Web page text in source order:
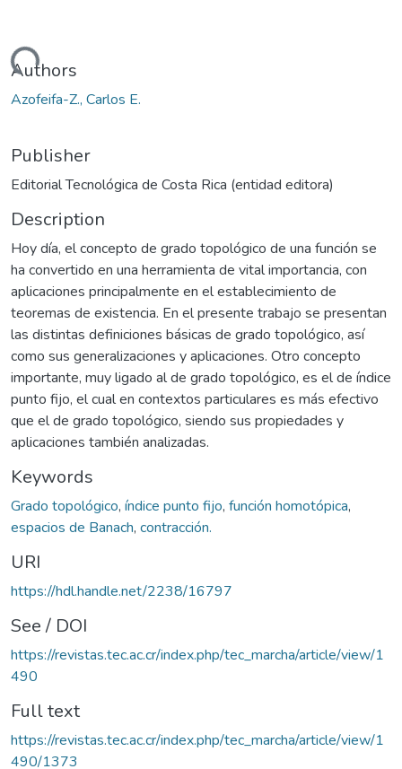
Authors
Azofeifa-Z., Carlos E.
Publisher
Editorial Tecnológica de Costa Rica (entidad editora)
Description
Hoy día, el concepto de grado topológico de una función se
ha convertido en una herramienta de vital importancia, con
aplicaciones principalmente en el establecimiento de
teoremas de existencia. En el presente trabajo se presentan
las distintas definiciones básicas de grado topológico, así
como sus generalizaciones y aplicaciones. Otro concepto
importante, muy ligado al de grado topológico, es el de índice
punto fijo, el cual en contextos particulares es más efectivo
que el de grado topológico, siendo sus propiedades y
aplicaciones también analizadas.
Keywords
Grado topológico, índice punto fijo, función homotópica,
espacios de Banach, contracción.
URI
https://hdl.handle.net/2238/16797
See / DOI
https://revistas.tec.ac.cr/index.php/tec_marcha/article/view/1
490
Full text
https://revistas.tec.ac.cr/index.php/tec_marcha/article/view/1
490/1373